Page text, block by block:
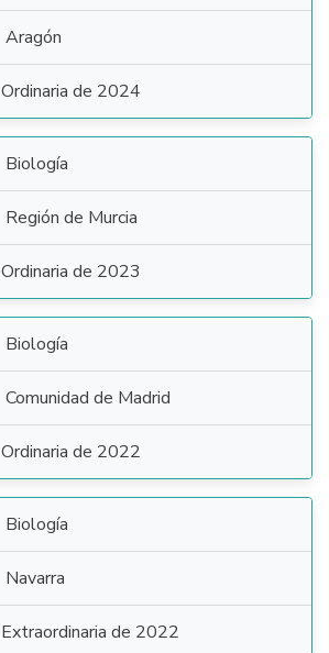
Aragón
Ordinaria de 2024
Biología
Región de Murcia
Ordinaria de 2023
Biología
Comunidad de Madrid
Ordinaria de 2022
Biología
Navarra
Extraordinaria de 2022